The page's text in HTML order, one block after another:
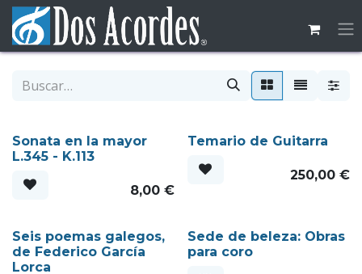
Ir al contenido
Sonata en la mayor
L.345 - K.113
8,00€
Temario de Guitarra
250,00€
Seis poemas galegos,
de Federico García
Lorca
Sede de beleza: Obras
para coro